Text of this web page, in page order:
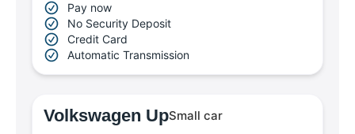
Pay now
No Security Deposit
Credit Card
Automatic Transmission
Volkswagen UpSmall car